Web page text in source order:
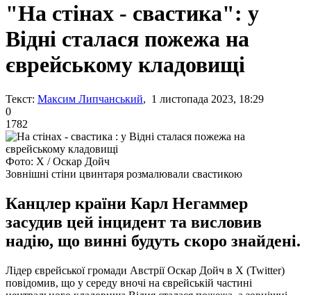
"На стінах - свастика": у
Відні сталася пожежа на
єврейському кладовищі
Текст: Максим Липчанський, 1 листопада 2023, 18:29
0
1782
Фото: Х / Оскар Дойч
Зовнішні стіни цвинтаря розмалювали свастикою
Канцлер країни Карл Негаммер
засудив цей інцидент та висловив
надію, що винні будуть скоро знайдені.
Лідер єврейської громади Австрії Оскар Дойч в Х (Twitter)
повідомив, що у середу вночі на єврейській частині